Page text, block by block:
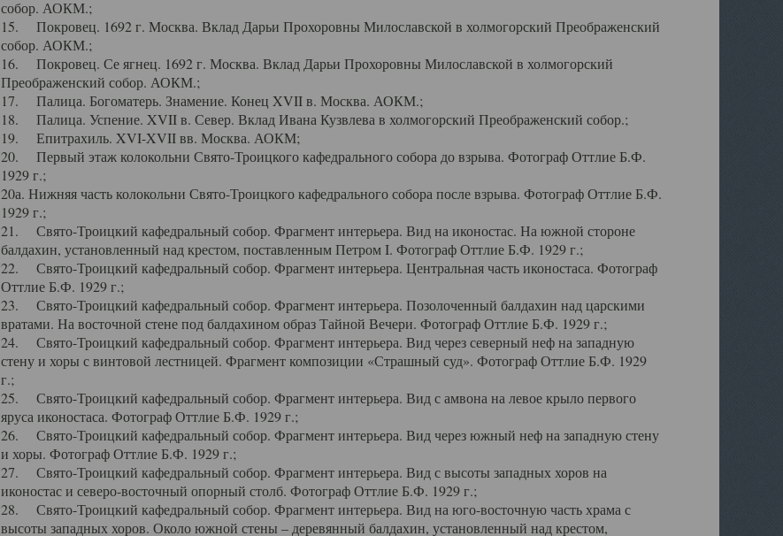
собор. АОКМ.;
15. Покровец. 1692 г. Москва. Вклад Дарьи Прохоровны Милославской в холмогорский Преображенский
собор. АОКМ.;
16. Покровец. Се ягнец. 1692 г. Москва. Вклад Дарьи Прохоровны Милославской в холмогорский
Преображенский собор. АОКМ.;
17. Палица. Богоматерь. Знамение. Конец XVII в. Москва. АОКМ.;
18. Палица. Успение. XVII в. Север. Вклад Ивана Кузвлева в холмогорский Преображенский собор.;
19. Епитрахиль. XVI-XVII вв. Москва. АОКМ;
20. Первый этаж колокольни Свято-Троицкого кафедрального собора до взрыва. Фотограф Оттлие Б.Ф.
1929 г.;
20а. Нижняя часть колокольни Свято-Троицкого кафедрального собора после взрыва. Фотограф Оттлие Б.Ф.
1929 г.;
21. Свято-Троицкий кафедральный собор. Фрагмент интерьера. Вид на иконостас. На южной стороне
балдахин, установленный над крестом, поставленным Петром I. Фотограф Оттлие Б.Ф. 1929 г.;
22. Свято-Троицкий кафедральный собор. Фрагмент интерьера. Центральная часть иконостаса. Фотограф
Оттлие Б.Ф. 1929 г.;
23. Свято-Троицкий кафедральный собор. Фрагмент интерьера. Позолоченный балдахин над царскими
вратами. На восточной стене под балдахином образ Тайной Вечери. Фотограф Оттлие Б.Ф. 1929 г.;
24. Свято-Троицкий кафедральный собор. Фрагмент интерьера. Вид через северный неф на западную
стену и хоры с винтовой лестницей. Фрагмент композиции «Страшный суд». Фотограф Оттлие Б.Ф. 1929
г.;
25. Свято-Троицкий кафедральный собор. Фрагмент интерьера. Вид с амвона на левое крыло первого
яруса иконостаса. Фотограф Оттлие Б.Ф. 1929 г.;
26. Свято-Троицкий кафедральный собор. Фрагмент интерьера. Вид через южный неф на западную стену
и хоры. Фотограф Оттлие Б.Ф. 1929 г.;
27. Свято-Троицкий кафедральный собор. Фрагмент интерьера. Вид с высоты западных хоров на
иконостас и северо-восточный опорный столб. Фотограф Оттлие Б.Ф. 1929 г.;
28. Свято-Троицкий кафедральный собор. Фрагмент интерьера. Вид на юго-восточную часть храма с
высоты западных хоров. Около южной стены – деревянный балдахин, установленный над крестом,